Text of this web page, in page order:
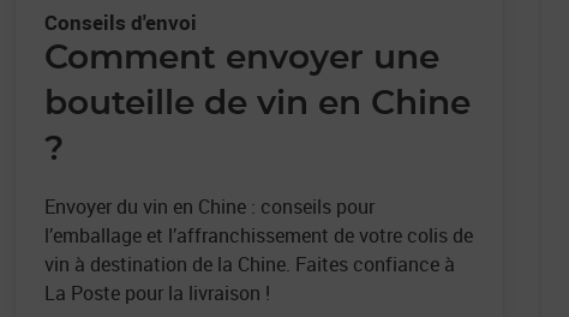
Conseils d'envoi
Comment envoyer une
bouteille de vin en Chine
?
Envoyer du vin en Chine : conseils pour
l’emballage et l’affranchissement de votre colis de
vin à destination de la Chine. Faites confiance à
La Poste pour la livraison !